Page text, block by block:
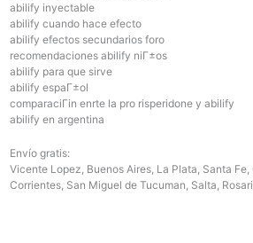
abilify inyectable
abilify cuando hace efecto
abilify efectos secundarios foro
recomendaciones abilify niГ±os
abilify para que sirve
abilify espaГ±ol
comparaciГіn enrte la pro risperidone y abilify
abilify en argentina
Envío gratis:
Vicente Lopez, Buenos Aires, La Plata, Santa Fe,
Corrientes, San Miguel de Tucuman, Salta,